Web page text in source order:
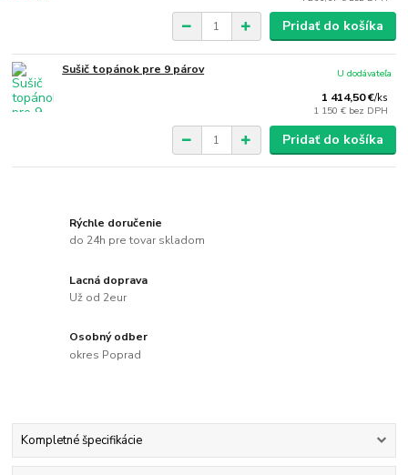
Pridať do košíka
Sušič topánok pre 9 párov
1 414,50 €/ks
1 150 € bez DPH
U dodávateľa
Pridať do košíka
Rýchle doručenie
do 24h pre tovar skladom
Lacná doprava
Už od 2eur
Osobný odber
okres Poprad
Kompletné špecifikácie